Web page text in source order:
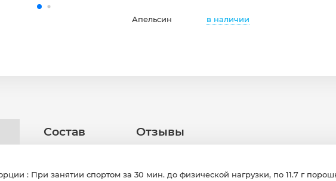
Апельсин в наличии
Состав Отзывы
: При занятии спортом за 30 мин. до физической нагрузки, по 11.7 г